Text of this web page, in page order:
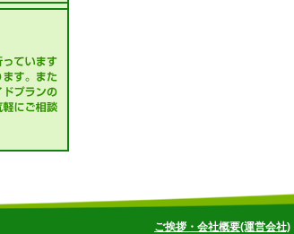
ご挨拶・会社概要(運営会社)